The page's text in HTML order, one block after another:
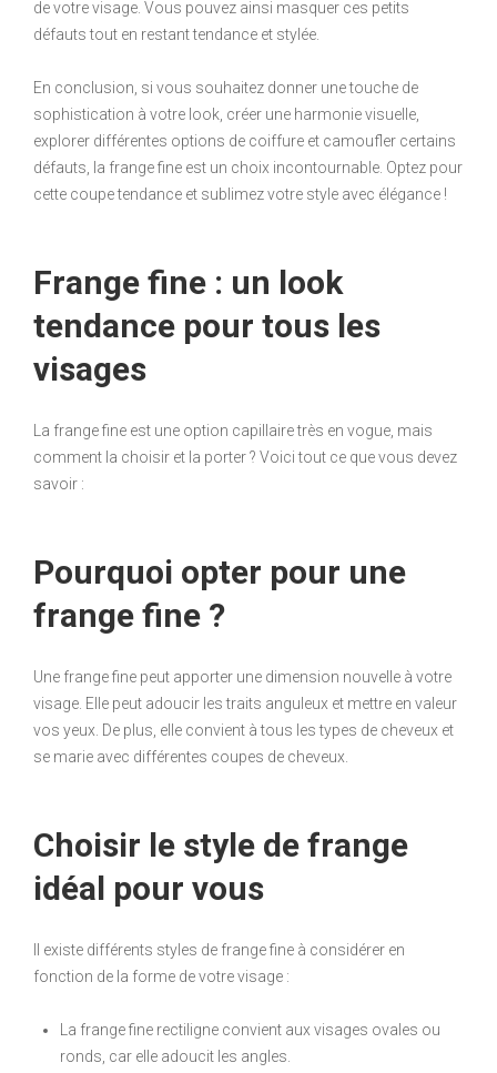
de votre visage. Vous pouvez ainsi masquer ces petits
défauts tout en restant tendance et stylée.
En conclusion, si vous souhaitez donner une touche de
sophistication à votre look, créer une harmonie visuelle,
explorer différentes options de coiffure et camoufler certains
défauts, la frange fine est un choix incontournable. Optez pour
cette coupe tendance et sublimez votre style avec élégance !
Frange fine : un look
tendance pour tous les
visages
La frange fine est une option capillaire très en vogue, mais
comment la choisir et la porter ? Voici tout ce que vous devez
savoir :
Pourquoi opter pour une
frange fine ?
Une frange fine peut apporter une dimension nouvelle à votre
visage. Elle peut adoucir les traits anguleux et mettre en valeur
vos yeux. De plus, elle convient à tous les types de cheveux et
se marie avec différentes coupes de cheveux.
Choisir le style de frange
idéal pour vous
Il existe différents styles de frange fine à considérer en
fonction de la forme de votre visage :
La frange fine rectiligne convient aux visages ovales ou
ronds, car elle adoucit les angles.